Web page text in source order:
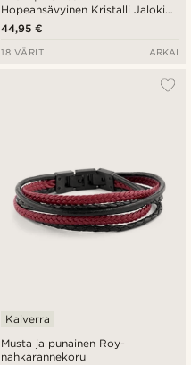
Hopeansävyinen Kristalli Jalokivi
Rannekoru
44,95 €
18 VÄRIT ARKAI
Musta ja punainen Roy-
nahkarannekoru
Kaiverra